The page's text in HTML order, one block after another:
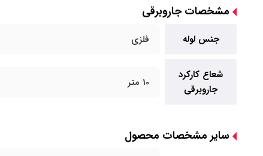
مشخصات جاروبرقی
جنس لوله فلزی
شعاع کارکرد
جاروبرقی
10 متر
سایر مشخصات محصول